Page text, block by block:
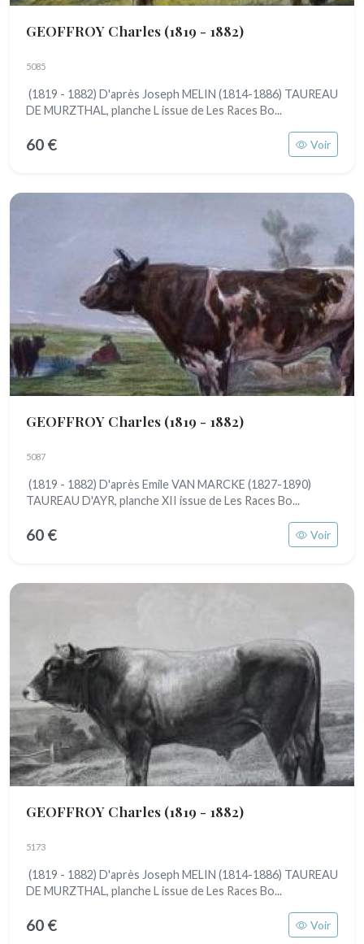
GEOFFROY Charles (1819 - 1882)
5085
(1819 - 1882) D'après Joseph MELIN (1814-1886) TAUREAU
DE MURZTHAL, planche L issue de Les Races Bo...
60 € Voir
GEOFFROY Charles (1819 - 1882)
5087
(1819 - 1882) D'après Emile VAN MARCKE (1827-1890)
TAUREAU D'AYR, planche XII issue de Les Races Bo...
60 € Voir
GEOFFROY Charles (1819 - 1882)
5173
(1819 - 1882) D'après Joseph MELIN (1814-1886) TAUREAU
DE MURZTHAL, planche L issue de Les Races Bo...
60 € Voir